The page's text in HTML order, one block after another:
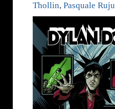
Thollin, Pasquale Ruju